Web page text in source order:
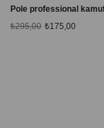
₺175,00
₺295,00